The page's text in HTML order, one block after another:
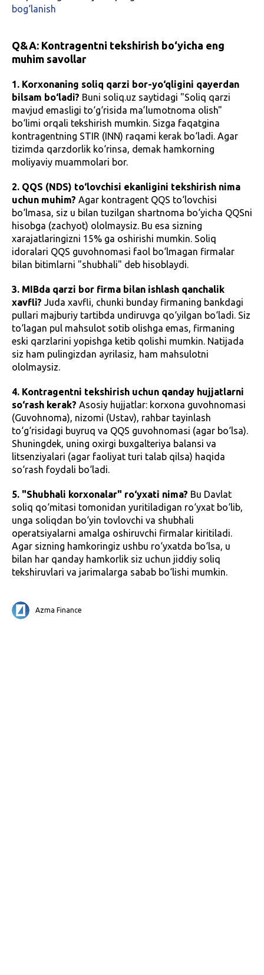
bog‘lanish
Q&A: Kontragentni tekshirish bo‘yicha eng
muhim savollar
1. Korxonaning soliq qarzi bor-yo‘qligini qayerdan
bilsam bo‘ladi? Buni soliq.uz saytidagi "Soliq qarzi
mavjud emasligi to‘g‘risida ma’lumotnoma olish"
bo‘limi orqali tekshirish mumkin. Sizga faqatgina
kontragentning STIR (INN) raqami kerak bo‘ladi. Agar
tizimda qarzdorlik ko‘rinsa, demak hamkorning
moliyaviy muammolari bor.
2. QQS (NDS) to‘lovchisi ekanligini tekshirish nima
uchun muhim? Agar kontragent QQS to‘lovchisi
bo‘lmasa, siz u bilan tuzilgan shartnoma bo‘yicha QQSni
hisobga (zachyot) ololmaysiz. Bu esa sizning
xarajatlaringizni 15% ga oshirishi mumkin. Soliq
idoralari QQS guvohnomasi faol bo‘lmagan firmalar
bilan bitimlarni "shubhali" deb hisoblaydi.
3. MIBda qarzi bor firma bilan ishlash qanchalik
xavfli? Juda xavfli, chunki bunday firmaning bankdagi
pullari majburiy tartibda undiruvga qo‘yilgan bo‘ladi. Siz
to‘lagan pul mahsulot sotib olishga emas, firmaning
eski qarzlarini yopishga ketib qolishi mumkin. Natijada
siz ham pulingizdan ayrilasiz, ham mahsulotni
ololmaysiz.
4. Kontragentni tekshirish uchun qanday hujjatlarni
so‘rash kerak? Asosiy hujjatlar: korxona guvohnomasi
(Guvohnoma), nizomi (Ustav), rahbar tayinlash
to‘g‘risidagi buyruq va QQS guvohnomasi (agar bo‘lsa).
Shuningdek, uning oxirgi buxgalteriya balansi va
litsenziyalari (agar faoliyat turi talab qilsa) haqida
so‘rash foydali bo‘ladi.
5. "Shubhali korxonalar" ro‘yxati nima? Bu Davlat
soliq qo‘mitasi tomonidan yuritiladigan ro‘yxat bo‘lib,
unga soliqdan bo‘yin tovlovchi va shubhali
operatsiyalarni amalga oshiruvchi firmalar kiritiladi.
Agar sizning hamkoringiz ushbu ro‘yxatda bo‘lsa, u
bilan har qanday hamkorlik siz uchun jiddiy soliq
tekshiruvlari va jarimalarga sabab bo‘lishi mumkin.
Azma Finance